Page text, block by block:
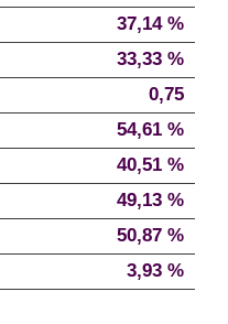
37,14 %
33,33 %
0,75
54,61 %
40,51 %
49,13 %
50,87 %
3,93 %